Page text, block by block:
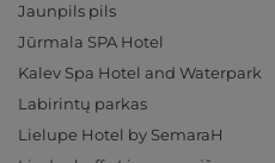
Jaunpils pils
Jūrmala SPA Hotel
Kalev Spa Hotel and Waterpark
Labirintų parkas
Lielupe Hotel by SemaraH